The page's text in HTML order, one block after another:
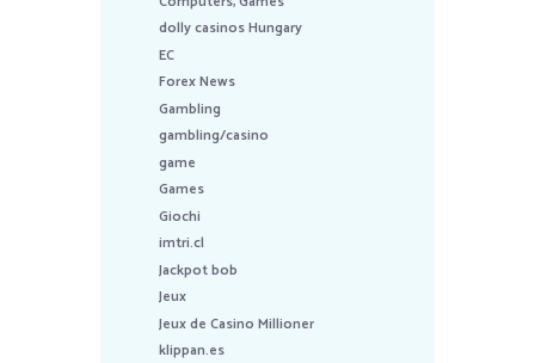
dolly casinos Hungary
EC
Forex News
Gambling
gambling/casino
game
Games
Giochi
imtri.cl
Jackpot bob
Jeux
Jeux de Casino Millioner
klippan.es